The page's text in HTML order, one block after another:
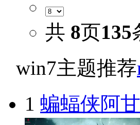
共 8页135
win7主题推荐
1 蝙蝠侠阿